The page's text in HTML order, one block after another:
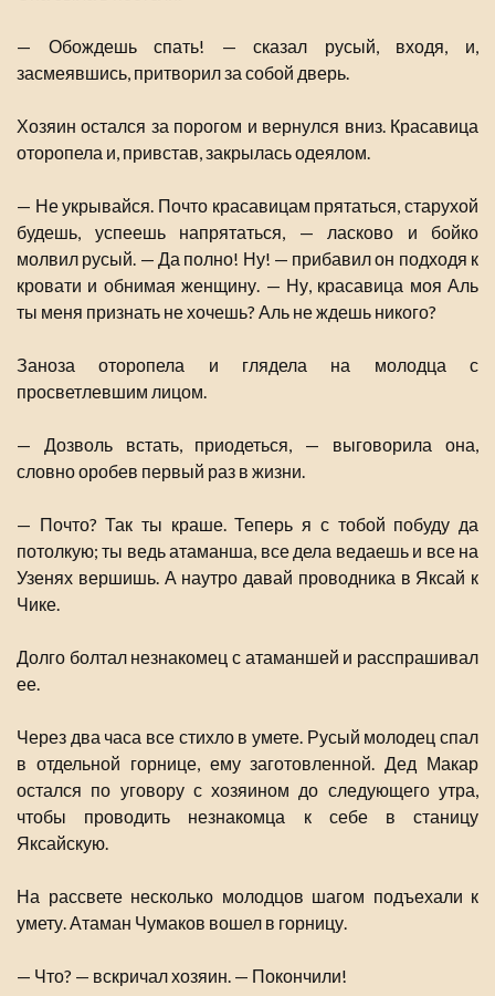
— Обождешь спать! — сказал русый, входя, и,
засмеявшись, притворил за собой дверь.
Хозяин остался за порогом и вернулся вниз. Красавица
оторопела и, привстав, закрылась одеялом.
— Не укрывайся. Почто красавицам прятаться, старухой
будешь, успеешь напрятаться, — ласково и бойко
молвил русый. — Да полно! Ну! — прибавил он подходя к
кровати и обнимая женщину. — Ну, красавица моя Аль
ты меня признать не хочешь? Аль не ждешь никого?
Заноза оторопела и глядела на молодца с
просветлевшим лицом.
— Дозволь встать, приодеться, — выговорила она,
словно оробев первый раз в жизни.
— Почто? Так ты краше. Теперь я с тобой побуду да
потолкую; ты ведь атаманша, все дела ведаешь и все на
Узенях вершишь. А наутро давай проводника в Яксай к
Чике.
Долго болтал незнакомец с атаманшей и расспрашивал
ее.
Через два часа все стихло в умете. Русый молодец спал
в отдельной горнице, ему заготовленной. Дед Макар
остался по уговору с хозяином до следующего утра,
чтобы проводить незнакомца к себе в станицу
Яксайскую.
На рассвете несколько молодцов шагом подъехали к
умету. Атаман Чумаков вошел в горницу.
— Что? — вскричал хозяин. — Покончили!